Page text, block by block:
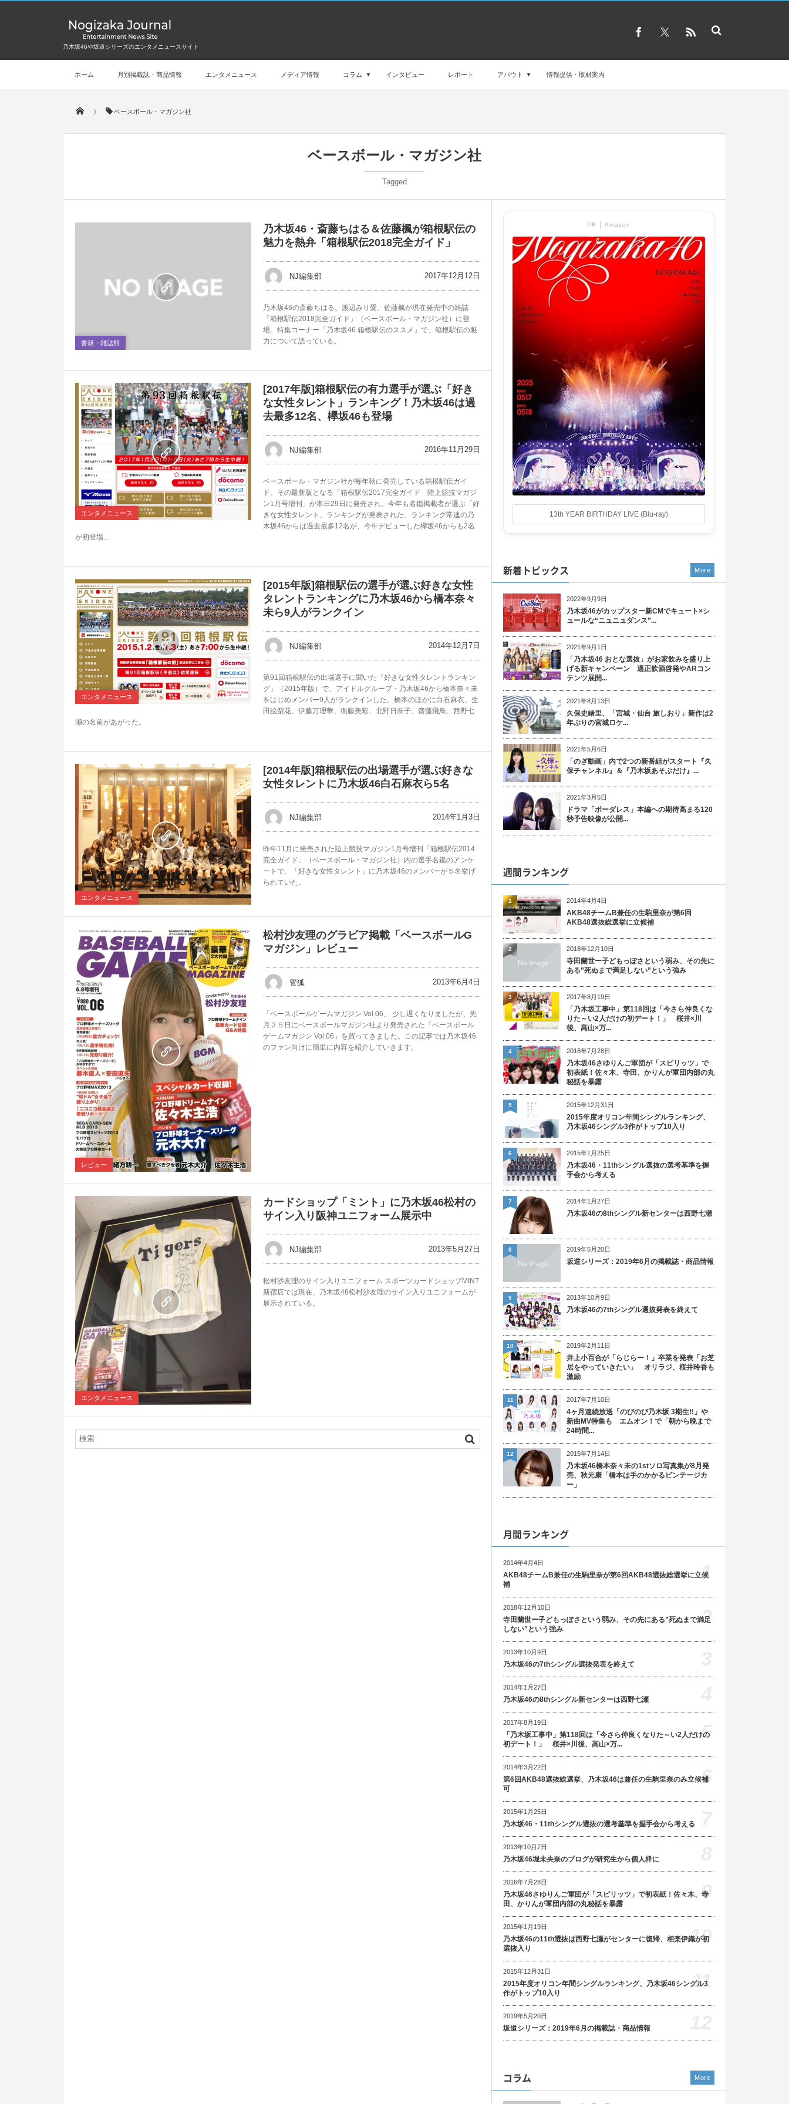
乃木坂46や坂道シリーズのエンタメニュースサイト
ホーム 月別掲載誌・商品情報 エンタメニュース メディア情報 コラム インタビュー レポート アバウト 情報提供・取材案内
ベースボール・マガジン社
ベースボール・マガジン社
Tagged
書籍・雑誌類
乃木坂46・斎藤ちはる＆佐藤楓が箱根駅伝の
魅力を熱弁「箱根駅伝2018完全ガイド」
NJ編集部 2017年12月12日
乃木坂46の斎藤ちはる、渡辺みり愛、佐藤楓が現在発売中の雑誌
「箱根駅伝2018完全ガイド」（ベースボール・マガジン社）に登
場。特集コーナー「乃木坂46 箱根駅伝のススメ」で、箱根駅伝の魅
力について語っている。
エンタメニュース
1
[2017年版]箱根駅伝の有力選手が選ぶ「好き
な女性タレント」ランキング！乃木坂46は過
去最多12名、欅坂46も登場
NJ編集部 2016年11月29日
ベースボール・マガジン社が毎年秋に発売している箱根駅伝ガイ
ド。その最新版となる「箱根駅伝2017完全ガイド 陸上競技マガジ
ン1月号増刊」が本日29日に発売され、今年も名鑑掲載者が選ぶ「好
きな女性タレント」ランキングが発表された。ランキング常連の乃
木坂46からは過去最多12名が、今年デビューした欅坂46からも2名
が初登場...
エンタメニュース
16
[2015年版]箱根駅伝の選手が選ぶ好きな女性
タレントランキングに乃木坂46から橋本奈々
未ら9人がランクイン
NJ編集部 2014年12月7日
第91回箱根駅伝の出場選手に聞いた「好きな女性タレントランキン
グ」（2015年版）で、アイドルグループ・乃木坂46から橋本奈々未
をはじめメンバー9人がランクインした。橋本のほかに白石麻衣、生
田絵梨花、伊藤万理華、衛藤美彩、北野日奈子、齋藤飛鳥、西野七
瀬の名前があがった。
エンタメニュース
5
[2014年版]箱根駅伝の出場選手が選ぶ好きな
女性タレントに乃木坂46白石麻衣ら5名
NJ編集部 2014年1月3日
昨年11月に発売された陸上競技マガジン1月号増刊「箱根駅伝2014
完全ガイド」（ベースボール・マガジン社）内の選手名鑑のアンケ
ートで、「好きな女性タレント」に乃木坂46のメンバーが５名挙げ
られていた。
レビュー
6
松村沙友理のグラビア掲載「ベースボールG
マガジン」レビュー
管狐 2013年6月4日
「ベースボールゲームマガジン Vol.06」 少し遅くなりましたが、先
月２５日にベースボールマガジン社より発売された「ベースボール
ゲームマガジン Vol.06」を買ってきました。この記事では乃木坂46
のファン向けに簡単に内容を紹介していきます。
エンタメニュース
3
カードショップ「ミント」に乃木坂46松村の
サイン入り阪神ユニフォーム展示中
NJ編集部 2013年5月27日
松村沙友理のサイン入りユニフォーム スポーツカードショップMINT
新宿店では現在、乃木坂46松村沙友理のサイン入りユニフォームが
展示されている。
PR │ Amazon
13th YEAR BIRTHDAY LIVE (Blu-ray)
新着トピックス
2022年9月9日
乃木坂46がカップスター新CMでキュート×シ
ュールな“ニュニュダンス”...
2021年9月1日
「乃木坂46 おとな選抜」がお家飲みを盛り上
げる新キャンペーン 適正飲酒啓発やARコン
テンツ展開...
2021年8月13日
久保史緒里、「宮城・仙台 旅しおり」新作は2
年ぶりの宮城ロケ...
2021年5月6日
「のぎ動画」内で2つの新番組がスタート『久
保チャンネル』＆『乃木坂あそぶだけ』...
2021年3月5日
ドラマ「ボーダレス」本編への期待高まる120
秒予告映像が公開...
More
週間ランキング
2014年4月4日
AKB48チームB兼任の生駒里奈が第6回
AKB48選抜総選挙に立候補
1
2018年12月10日
寺田蘭世ー子どもっぽさという弱み、その先に
ある”死ぬまで満足しない”という強み
2
2017年8月19日
「乃木坂工事中」第118回は「今さら仲良くな
りた～い2人だけの初デート！」 桜井×川
後、高山×万...
3
2016年7月28日
乃木坂46さゆりんご軍団が「スピリッツ」で
初表紙！佐々木、寺田、かりんが軍団内部の丸
秘話を暴露
4
2015年12月31日
2015年度オリコン年間シングルランキング、
乃木坂46シングル3作がトップ10入り
5
2015年1月25日
乃木坂46・11thシングル選抜の選考基準を握
手会から考える
6
2014年1月27日
乃木坂46の8thシングル新センターは西野七瀬
7
2019年5月20日
坂道シリーズ：2019年6月の掲載誌・商品情報
8
2013年10月9日
乃木坂46の7thシングル選抜発表を終えて
9
2019年2月11日
井上小百合が「らじらー！」卒業を発表「お芝
居をやっていきたい」 オリラジ、桜井玲香も
激励
10
2017年7月10日
4ヶ月連続放送「のびのび乃木坂 3期生!!」や
新曲MV特集も エムオン！で「朝から晩まで
24時間...
11
2015年7月14日
乃木坂46橋本奈々未の1stソロ写真集が8月発
売、秋元康「橋本は手のかかるビンテージカ
ー」
12
月間ランキング
2014年4月4日
AKB48チームB兼任の生駒里奈が第6回AKB48選抜総選挙に立候
補
1
2018年12月10日
寺田蘭世ー子どもっぽさという弱み、その先にある”死ぬまで満足
しない”という強み
2
2013年10月9日
乃木坂46の7thシングル選抜発表を終えて
2014年1月27日
乃木坂46の8thシングル新センターは西野七瀬
2017年8月19日
「乃木坂工事中」第118回は「今さら仲良くなりた～い2人だけの
初デート！」 桜井×川後、高山×万...
5
2014年3月22日
第6回AKB48選抜総選挙、乃木坂46は兼任の生駒里奈のみ立候補
可
6
2015年1月25日
乃木坂46・11thシングル選抜の選考基準を握手会から考える
2013年10月7日
乃木坂46堀未央奈のブログが研究生から個人枠に
2016年7月28日
乃木坂46さゆりんご軍団が「スピリッツ」で初表紙！佐々木、寺
田、かりんが軍団内部の丸秘話を暴露
9
2015年1月19日
乃木坂46の11th選抜は西野七瀬がセンターに復帰、相楽伊織が初
選抜入り
10
2015年12月31日
2015年度オリコン年間シングルランキング、乃木坂46シングル3
作がトップ10入り
11
2019年5月20日
坂道シリーズ：2019年6月の掲載誌・商品情報
コラム More